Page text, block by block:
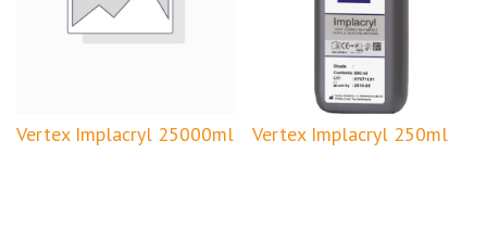
Vertex Implacryl 25000ml Vertex Implacryl 250ml